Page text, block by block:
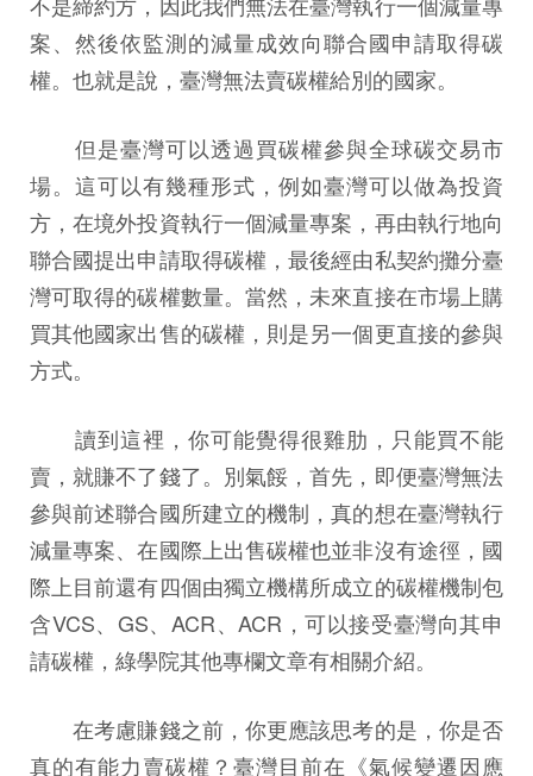
案、然後依監測的減量成效向聯合國申請取得碳
權。也就是說，臺灣無法賣碳權給別的國家。
但是臺灣可以透過買碳權參與全球碳交易市
場。這可以有幾種形式，例如臺灣可以做為投資
方，在境外投資執行一個減量專案，再由執行地向
聯合國提出申請取得碳權，最後經由私契約攤分臺
灣可取得的碳權數量。當然，未來直接在市場上購
買其他國家出售的碳權，則是另一個更直接的參與
方式。
讀到這裡，你可能覺得很雞肋，只能買不能
賣，就賺不了錢了。別氣餒，首先，即便臺灣無法
參與前述聯合國所建立的機制，真的想在臺灣執行
減量專案、在國際上出售碳權也並非沒有途徑，國
際上目前還有四個由獨立機構所成立的碳權機制包
含VCS、GS、ACR、ACR，可以接受臺灣向其申
請碳權，綠學院其他專欄文章有相關介紹。
在考慮賺錢之前，你更應該思考的是，你是否
真的有能力賣碳權？臺灣目前在《氣候變遷因應